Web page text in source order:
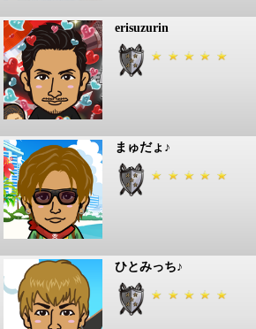
erisuzurin
まゅだょ♪
ひとみっち♪